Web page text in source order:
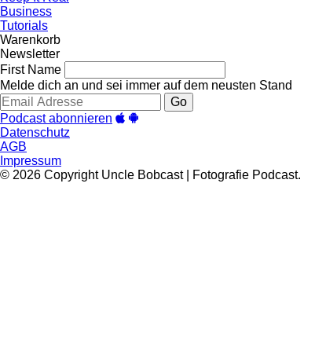
Business
Tutorials
Warenkorb
Newsletter
First Name
Melde dich an und sei immer auf dem neusten Stand
Go
Podcast abonnieren
Datenschutz
AGB
Impressum
© 2026 Copyright Uncle Bobcast | Fotografie Podcast.